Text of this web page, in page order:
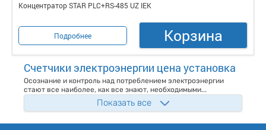
Концентратор STAR PLC+RS-485 UZ IEK
Подробнее Корзина
Счетчики электроэнергии цена установка
Осознание и контроль над потреблением электроэнергии
стают все наиболее, как все знают, необходимыми...
Показать все